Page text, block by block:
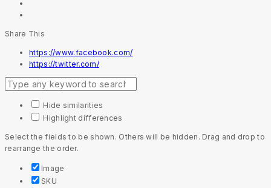
Share This
https://www.facebook.com/
https://twitter.com/
Hide similarities
Highlight differences
Select the fields to be shown. Others will be hidden. Drag and drop to
rearrange the order.
Image
SKU